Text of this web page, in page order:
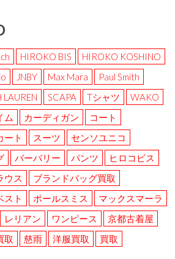
HIROKO BIS
HIROKO KOSHINO
JNBY Max Mara
Paul Smith
LAUREN SCAPA Tシャツ
WAKO
ム カーディガン
コート
ート スーツ
センソユニコ
バーバリー パンツ
ヒロコビス
ウス
ブランドバッグ買取
スト ポールスミス
マックスマーラ
レリアン ワンピース
京都古着屋
取 慈雨 洋服買取
買取